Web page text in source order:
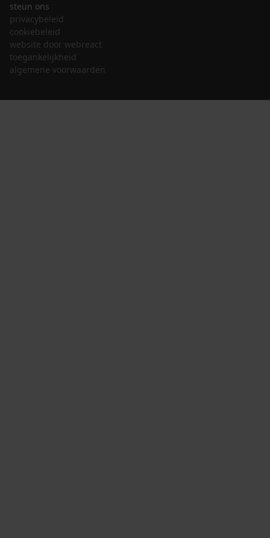
steun ons
privacybeleid
cookiebeleid
website door webreact
toegankelijkheid
algemene voorwaarden